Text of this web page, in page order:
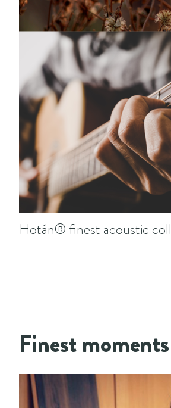
Hotán® finest acoustic
Finest moments